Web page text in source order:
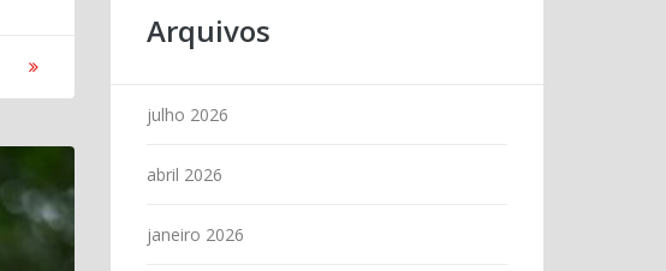
Arquivos
julho 2026
abril 2026
janeiro 2026